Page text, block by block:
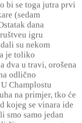
bi se toga jutra prvi
(sedam
dana
igru
su nekom
je toliko
dva u travi, orošena
odlično
Champlostu
na primjer, tko će
kojeg se vinara ide
smo samo jedan